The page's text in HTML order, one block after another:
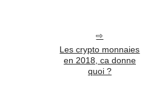
Les crypto monnaies
en 2018, ca donne
quoi ?